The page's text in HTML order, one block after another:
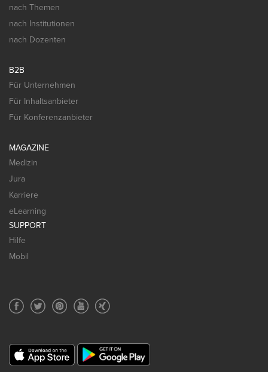
nach Themen
nach Institutionen
nach Dozenten
B2B
Für Unternehmen
Für Inhaltsanbieter
Für Konferenzanbieter
MAGAZINE
Medizin
Jura
Karriere
eLearning
SUPPORT
Hilfe
Mobil